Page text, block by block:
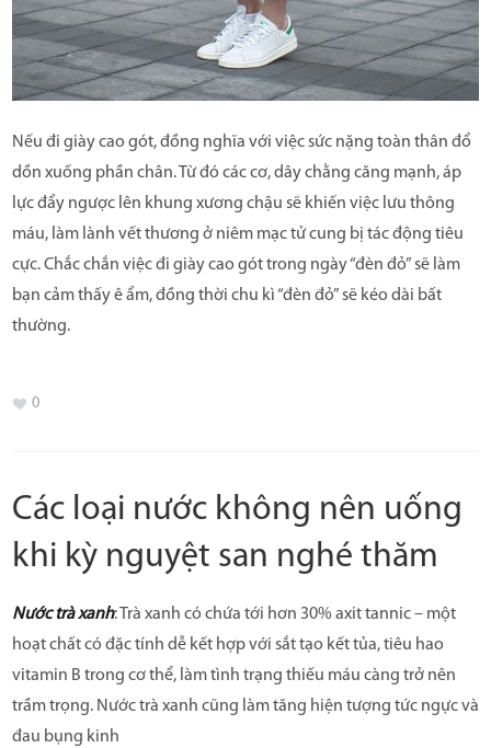
Nếu đi giày cao gót, đồng nghĩa với việc sức nặng toàn thân đổ
dồn xuống phần chân. Từ đó các cơ, dây chằng căng mạnh, áp
lực đẩy ngược lên khung xương chậu sẽ khiến việc lưu thông
máu, làm lành vết thương ở niêm mạc tử cung bị tác động tiêu
cực. Chắc chắn việc đi giày cao gót trong ngày “đèn đỏ” sẽ làm
bạn cảm thấy ê ẩm, đồng thời chu kì “đèn đỏ” sẽ kéo dài bất
thường.
0
Các loại nước không nên uống
khi kỳ nguyệt san nghé thăm
Nước trà xanh: Trà xanh có chứa tới hơn 30% axit tannic – một
hoạt chất có đặc tính dễ kết hợp với sắt tạo kết tủa, tiêu hao
vitamin B trong cơ thể, làm tình trạng thiếu máu càng trở nên
trầm trọng. Nước trà xanh cũng làm tăng hiện tượng tức ngực và
đau bụng kinh